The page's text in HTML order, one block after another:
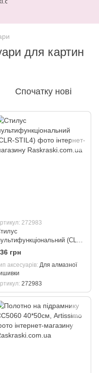
для картин
Спочатку нові
272983
(CLR-
грн
аксесуарів Для алмазної
272983